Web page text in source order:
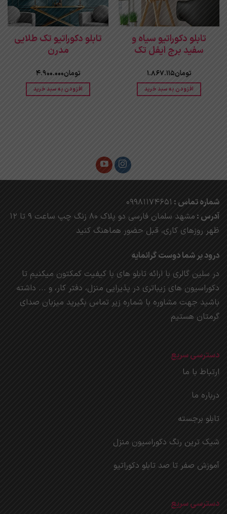
تابلو دکوراتیو سیاه و
سفید برج ایفل تک
تومان1.867.115
افزودن به سبد خرید
تابلو دکوراتیو تک طلایی
مدرن
تومان4.900.000
افزودن به سبد خرید
شماره تماس : 09981174651
آدرس : مشهد
سلمان فارسی دو پلاک 80 زنگ چپ ساعت 9 تا 12
ظهر روزهای کاری، قبل حضور هماهنگ کنید
درود بر شما دوست گرانمایه
در سلین گالری با ارائه تابلو های با کیفیت کمکتون میکنیم تا
دکوراسیون های زیباتری در پذیرایی منزل، دفتر کار، و ... داشته
باشید جهت مشاوره با شماره زیر تماس بگیرید میزبان صدای
گرمتان هستیم
دسترسی سریع
ارتباط با ما
درباره ما
تابلو برجسته
شیک ترین رنگ دکوراسیون منزل
آموزش صفر تا صد تابلو دکوراتیو
دسترسی سریع